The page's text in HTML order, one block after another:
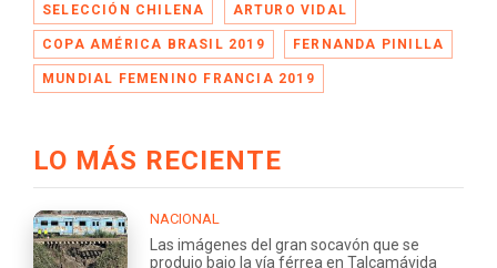
SELECCIÓN CHILENA ARTURO VIDAL
COPA AMÉRICA BRASIL 2019 FERNANDA PINILLA
MUNDIAL FEMENINO FRANCIA 2019
LO MÁS RECIENTE
NACIONAL
Las imágenes del gran socavón que se
produjo bajo la vía férrea en Talcamávida